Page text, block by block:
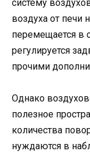
систему
воздуха от печи
перемещается в
регулируется
прочими
Однако
полезное
количества
нуждаются в